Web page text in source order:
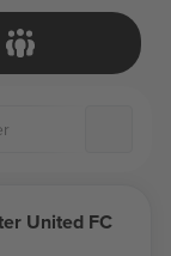
United FC